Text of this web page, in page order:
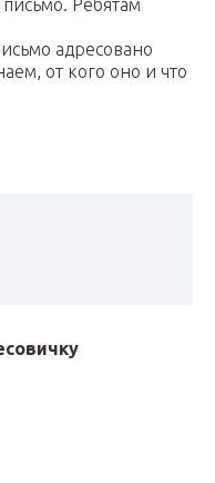
Ребятам
адресовано
от кого оно и что